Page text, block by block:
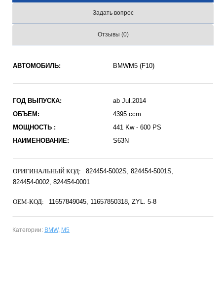
Задать вопрос
Отзывы (0)
АВТОМОБИЛЬ: BMWM5 (F10)
ГОД ВЫПУСКА:
ab Jul.2014
ОБЪЕМ:
4395 ccm
МОЩНОСТЬ :
441 Kw - 600 PS
НАИМЕНОВАНИЕ:
S63N
ОРИГИНАЛЬНЫЙ КОД: 824454-5002S 824454-5001S
824454-0002 824454-0001
OEM-КОД: 11657849045 11657850318 ZYL. 5-8
Категории: BMW, M5